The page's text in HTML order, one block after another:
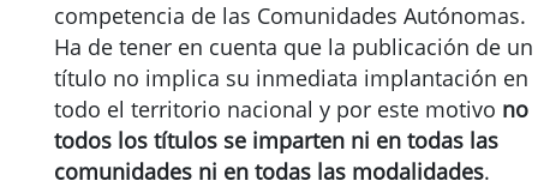
competencia de las Comunidades Autónomas.
Ha de tener en cuenta que la publicación de un
título no implica su inmediata implantación en
todo el territorio nacional y por este motivo no
todos los títulos se imparten ni en todas las
comunidades ni en todas las modalidades.